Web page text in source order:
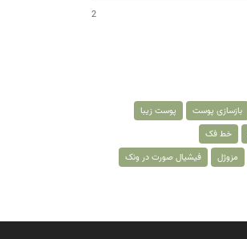
2
بازسازی پوست
پوست زیبا
خط فک
مزوژل فیشیال صورت در ونک